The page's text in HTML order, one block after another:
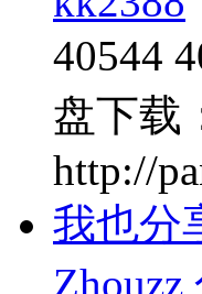
40544
盘下
http://
我也分
Zhouzz